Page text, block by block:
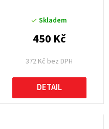
Skladem
372 Kč bez DPH
450 Kč
DETAIL